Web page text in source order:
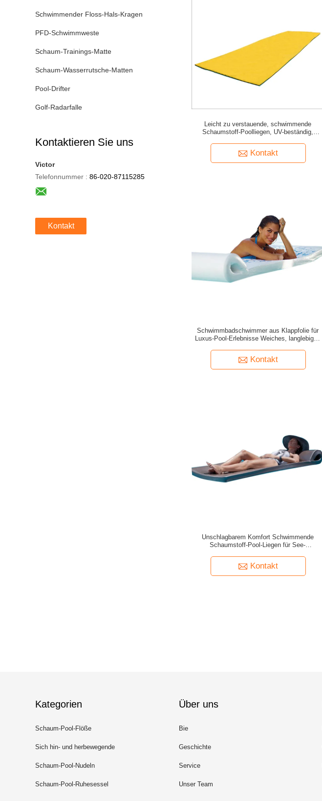
Schwimmender Floss-Hals-Kragen
PFD-Schwimmweste
Schaum-Trainings-Matte
Schaum-Wasserrutsche-Matten
Pool-Drifter
Golf-Radarfalle
Kontaktieren Sie uns
Victor
Telefonnummer : 86-020-87115285
Kontakt
Leicht zu verstauende, schwimmende
Schaumstoff-Poolliegen, UV-beständig,
Kontakt
Schwimmbadschwimmer aus Klappfolie für
Luxus-Pool-Erlebnisse Weiches, langlebiges
Kontakt
Unschlagbarem Komfort Schwimmende
Schaumstoff-Pool-Liegen für See-
Kontakt
Kategorien
Schaum-Pool-Flöße
Sich hin- und herbewegende
Schaum-Pool-Matten
Schaum-Pool-Nudeln
Schaum-Pool-Ruhesessel
Über uns
Bie
Geschichte
Service
Unser Team